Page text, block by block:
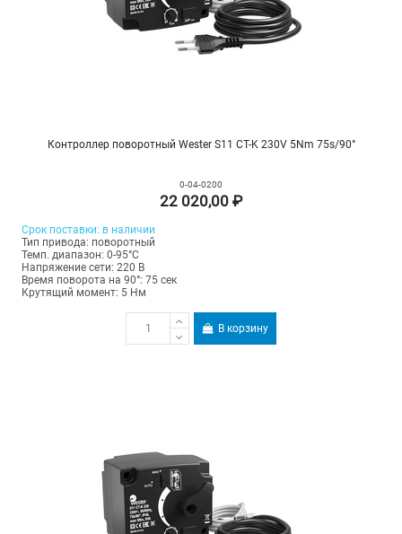
Контроллер поворотный Wester S11 CT-K 230V 5Nm 75s/90°
0-04-0200
22 020,00 ₽
Срок поставки: в наличии
Тип привода: поворотный
Темп. диапазон: 0-95°С
Напряжение сети: 220 В
Время поворота на 90°: 75 сек
Крутящий момент: 5 Нм
В корзину